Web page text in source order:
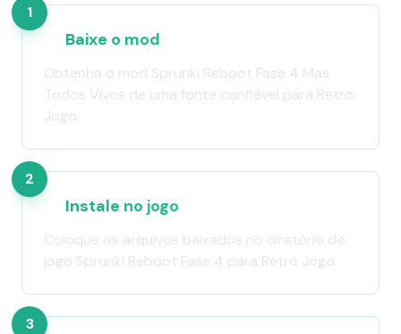
1
Baixe o mod
Obtenha o mod Sprunki Reboot Fase 4 Mas
Todos Vivos de uma fonte confiável para Retro
Jogo.
2
Instale no jogo
Coloque os arquivos baixados no diretório do
jogo Sprunki Reboot Fase 4 para Retro Jogo.
3